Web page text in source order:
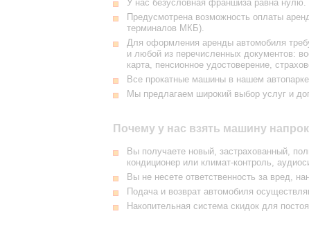
У нас безусловная франшиза равна нулю.
Предусмотрена возможность оплаты
терминалов МКБ).
Для оформления аренды автомобиля
и любой из перечисленных документов:
карта, пенсионное удостоверение,
Все прокатные машины в нашем
Мы предлагаем широкий выбор услуг и
Почему у нас взять машину
Вы получаете новый, застрахованный,
кондиционер или климат-контроль,
Вы не несете ответственность за вред,
Подача и возврат автомобиля
Накопительная система скидок для